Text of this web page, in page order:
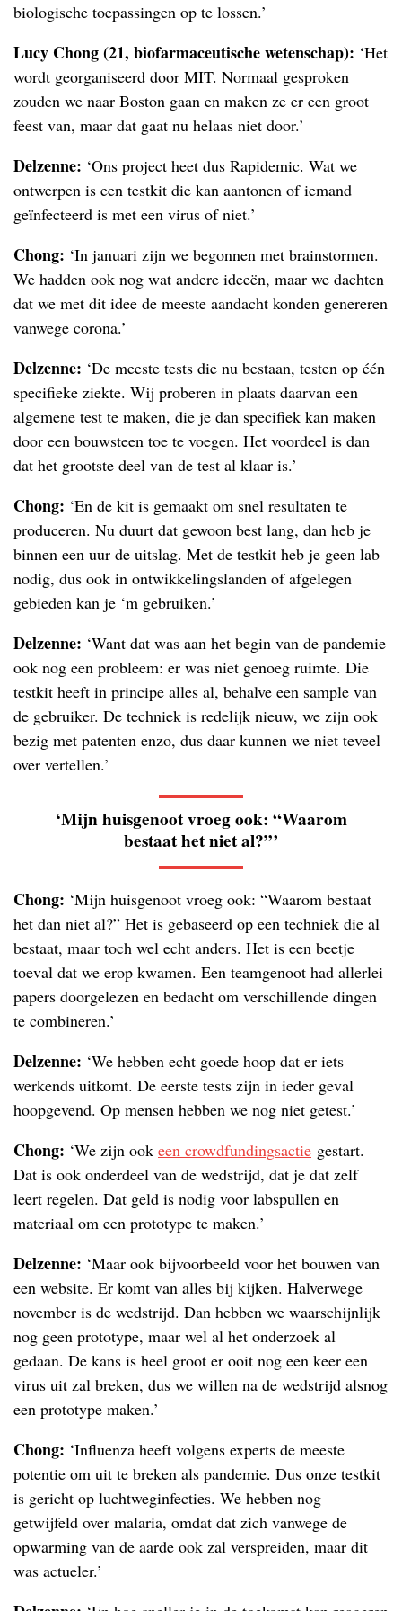
biologische toepassingen op te lossen.’
Lucy Chong (21, biofarmaceutische wetenschap): ‘Het
wordt georganiseerd door MIT. Normaal gesproken
zouden we naar Boston gaan en maken ze er een groot
feest van, maar dat gaat nu helaas niet door.’
Delzenne: ‘Ons project heet dus Rapidemic. Wat we
ontwerpen is een testkit die kan aantonen of iemand
geïnfecteerd is met een virus of niet.’
Chong: ‘In januari zijn we begonnen met brainstormen.
We hadden ook nog wat andere ideeën, maar we dachten
dat we met dit idee de meeste aandacht konden genereren
vanwege corona.’
Delzenne: ‘De meeste tests die nu bestaan, testen op één
specifieke ziekte. Wij proberen in plaats daarvan een
algemene test te maken, die je dan specifiek kan maken
door een bouwsteen toe te voegen. Het voordeel is dan
dat het grootste deel van de test al klaar is.’
Chong: ‘En de kit is gemaakt om snel resultaten te
produceren. Nu duurt dat gewoon best lang, dan heb je
binnen een uur de uitslag. Met de testkit heb je geen lab
nodig, dus ook in ontwikkelingslanden of afgelegen
gebieden kan je ‘m gebruiken.’
Delzenne: ‘Want dat was aan het begin van de pandemie
ook nog een probleem: er was niet genoeg ruimte. Die
testkit heeft in principe alles al, behalve een sample van
de gebruiker. De techniek is redelijk nieuw, we zijn ook
bezig met patenten enzo, dus daar kunnen we niet teveel
over vertellen.’
‘Mijn huisgenoot vroeg ook: “Waarom
bestaat het niet al?”’
Chong: ‘Mijn huisgenoot vroeg ook: “Waarom bestaat
het dan niet al?” Het is gebaseerd op een techniek die al
bestaat, maar toch wel echt anders. Het is een beetje
toeval dat we erop kwamen. Een teamgenoot had allerlei
papers doorgelezen en bedacht om verschillende dingen
te combineren.’
Delzenne: ‘We hebben echt goede hoop dat er iets
werkends uitkomt. De eerste tests zijn in ieder geval
hoopgevend. Op mensen hebben we nog niet getest.’
Chong: ‘We zijn ook een crowdfundingsactie gestart.
Dat is ook onderdeel van de wedstrijd, dat je dat zelf
leert regelen. Dat geld is nodig voor labspullen en
materiaal om een prototype te maken.’
Delzenne: ‘Maar ook bijvoorbeeld voor het bouwen van
een website. Er komt van alles bij kijken. Halverwege
november is de wedstrijd. Dan hebben we waarschijnlijk
nog geen prototype, maar wel al het onderzoek al
gedaan. De kans is heel groot er ooit nog een keer een
virus uit zal breken, dus we willen na de wedstrijd alsnog
een prototype maken.’
Chong: ‘Influenza heeft volgens experts de meeste
potentie om uit te breken als pandemie. Dus onze testkit
is gericht op luchtweginfecties. We hebben nog
getwijfeld over malaria, omdat dat zich vanwege de
opwarming van de aarde ook zal verspreiden, maar dit
was actueler.’